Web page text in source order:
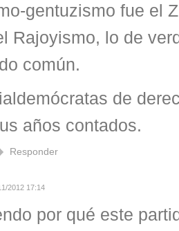
gentuzismo fue el
Rajoyismo, lo de
común.
de
años contados.
Responder
2012 17:14
por qué este